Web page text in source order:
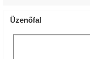
Üzenőfal